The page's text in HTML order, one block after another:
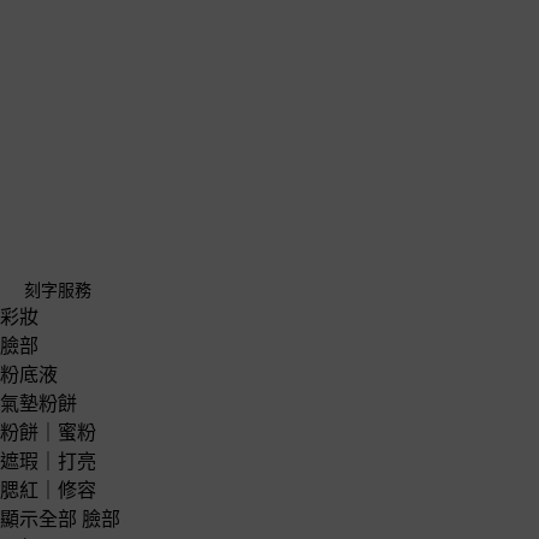
刻字服務
彩妝
臉部
粉底液
氣墊粉餅
粉餅｜蜜粉
遮瑕｜打亮
腮紅｜修容
顯示全部 臉部